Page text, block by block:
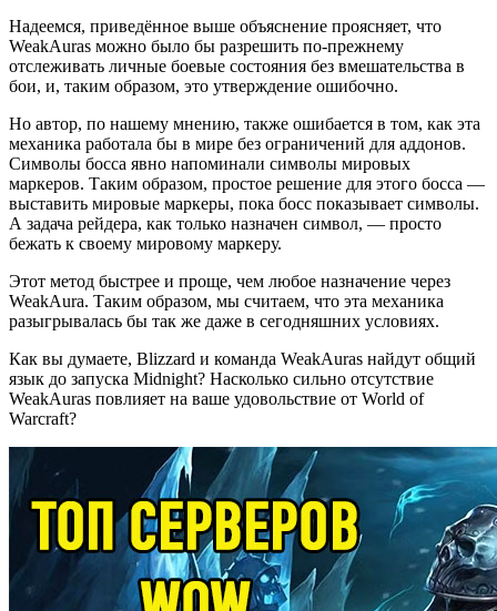
Надеемся, приведённое выше объяснение проясняет, что
WeakAuras можно было бы разрешить по-прежнему
отслеживать личные боевые состояния без вмешательства в
бои, и, таким образом, это утверждение ошибочно.
Но автор, по нашему мнению, также ошибается в том, как эта
механика работала бы в мире без ограничений для аддонов.
Символы босса явно напоминали символы мировых
маркеров. Таким образом, простое решение для этого босса —
выставить мировые маркеры, пока босс показывает символы.
А задача рейдера, как только назначен символ, — просто
бежать к своему мировому маркеру.
Этот метод быстрее и проще, чем любое назначение через
WeakAura. Таким образом, мы считаем, что эта механика
разыгрывалась бы так же даже в сегодняшних условиях.
Как вы думаете, Blizzard и команда WeakAuras найдут общий
язык до запуска Midnight? Насколько сильно отсутствие
WeakAuras повлияет на ваше удовольствие от World of
Warcraft?